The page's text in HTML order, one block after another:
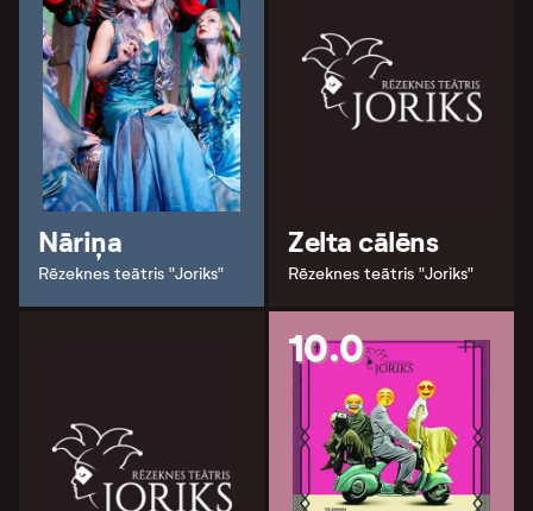
Nāriņa
Rēzeknes teātris "Joriks"
Zelta cālēns
Rēzeknes teātris "Joriks"
10.0